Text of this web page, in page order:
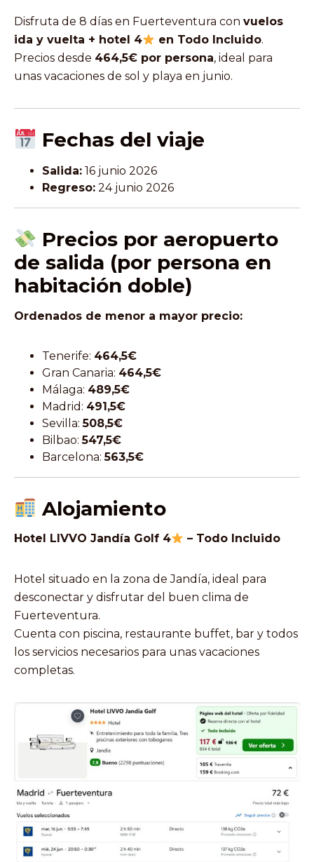
Disfruta de 8 días en Fuerteventura con vuelos
ida y vuelta + hotel 4
en Todo Incluido.
Precios desde 464,5€ por persona, ideal para
unas vacaciones de sol y playa en junio.
Fechas del viaje
Salida: 16 junio 2026
Regreso: 24 junio 2026
Precios por aeropuerto
de salida (por persona en
habitación doble)
Ordenados de menor a mayor precio:
Tenerife: 464,5€
Gran Canaria: 464,5€
Málaga: 489,5€
Madrid: 491,5€
Sevilla:508,5€
Bilbao:547,5€
Barcelona:563,5€
Alojamiento
Hotel LIVVO Jandía Golf 4 – Todo Incluido
Hotel situado en la zona de Jandía, ideal para
desconectar y disfrutar del buen clima de
Fuerteventura.
Cuenta con piscina, restaurante buffet, bar y todos
los servicios necesarios para unas vacaciones
completas.